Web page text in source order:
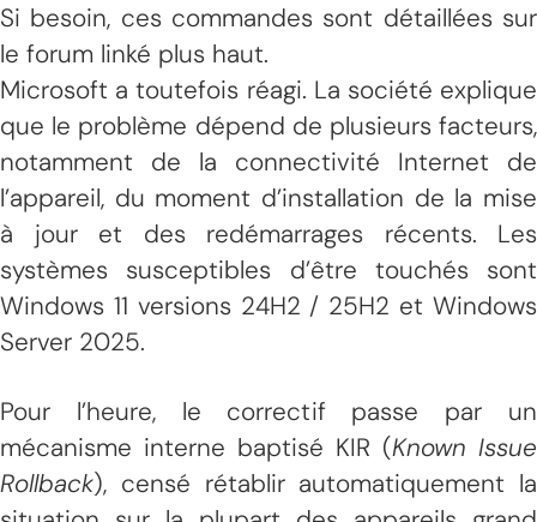
Si besoin, ces commandes sont détaillées sur
le forum linké plus haut.
Microsoft a toutefois réagi. La société explique
que le problème dépend de plusieurs facteurs,
notamment de la connectivité Internet de
l’appareil, du moment d’installation de la mise
à jour et des redémarrages récents. Les
systèmes susceptibles d’être touchés sont
Windows 11 versions 24H2 / 25H2 et Windows
Server 2025.
Pour l’heure, le correctif passe par un
mécanisme interne baptisé KIR (Known Issue
Rollback), censé rétablir automatiquement la